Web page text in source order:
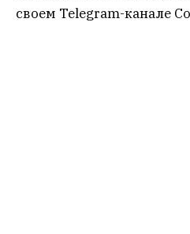
своем Telegram-канале